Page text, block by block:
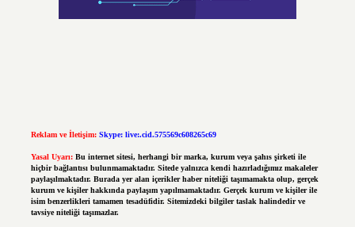
Reklam ve İletişim: Skype: live:.cid.575569c608265c69
Yasal Uyarı: Bu internet sitesi, herhangi bir marka, kurum veya şahıs şirketi ile
hiçbir bağlantısı bulunmamaktadır. Sitede yalnızca kendi hazırladığımız makaleler
paylaşılmaktadır. Burada yer alan içerikler haber niteliği taşımamakta olup, gerçek
kurum ve kişiler hakkında paylaşım yapılmamaktadır. Gerçek kurum ve kişiler ile
isim benzerlikleri tamamen tesadüfidir. Sitemizdeki bilgiler taslak halindedir ve
tavsiye niteliği taşımazlar.